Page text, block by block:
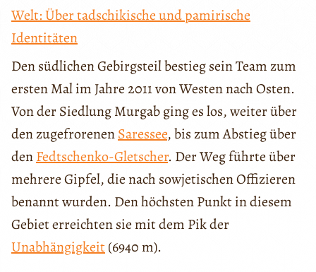
Welt: Über tadschikische und pamirische
Identitäten
Den südlichen Gebirgsteil bestieg sein Team zum
ersten Mal im Jahre 2011 von Westen nach Osten.
Von der Siedlung Murgab ging es los, weiter über
den zugefrorenenSaressee, bis zum Abstieg über
denFedtschenko-Gletscher. Der Weg führte über
mehrere Gipfel, die nach sowjetischen Offizieren
benannt wurden. Den höchsten Punkt in diesem
Gebiet erreichten sie mit dem Pik der
Unabhängigkeit(6940 m).